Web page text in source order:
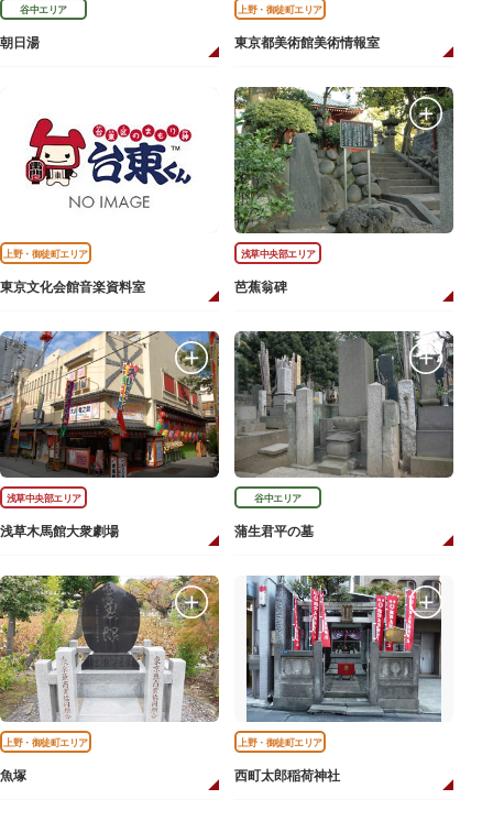
谷中エリア
朝日湯
上野・御徒町エリア
東京都美術館美術情報室
上野・御徒町エリア
東京文化会館音楽資料室
浅草中央部エリア
芭蕉翁碑
浅草中央部エリア
浅草木馬館大衆劇場
谷中エリア
蒲生君平の墓
上野・御徒町エリア
魚塚
上野・御徒町エリア
西町太郎稲荷神社